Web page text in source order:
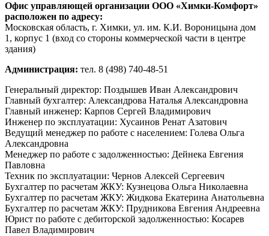
Офис управляющей организации ООО «Химки-Комфорт»
расположен по адресу:
Московская область, г. Химки, ул. им. К.И. Вороницына дом
1, корпус 1 (вход со стороны коммерческой части в центре
здания)
Администрация: тел. 8 (498) 740-48-51
Генеральный директор: Поздышев Иван Александрович
Главный бухгалтер: Александрова Наталья Александровна
Главный инженер: Карпов Сергей Владимирович
Инженер по эксплуатации: Хусаинов Ренат Азатович
Ведущий менеджер по работе с населением: Голева Ольга
Александровна
Менеджер по работе с задолженностью: Дейнека Евгения
Павловна
Техник по эксплуатации: Чернов Алексей Сергеевич
Бухгалтер по расчетам ЖКУ: Кузнецова Ольга Николаевна
Бухгалтер по расчетам ЖКУ: Жидкова Екатерина Анатольевна
Бухгалтер по расчетам ЖКУ: Прудникова Евгения Андреевна
Юрист по работе с дебиторской задолженностью: Косарев
Павел Владимирович